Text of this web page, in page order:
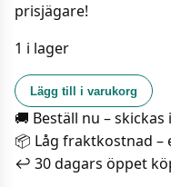
prisjägare!
1 i lager
Metal
Earth
-
Star
Wars
Lägg till i varukorg
🚚 Beställ nu –
📦 Låg fraktkostnad –
↩️ 30 dagars öppet